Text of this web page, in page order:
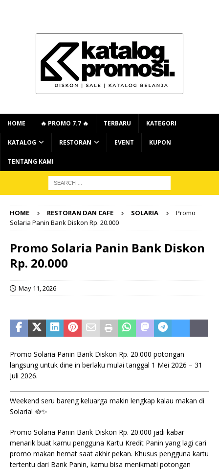
HOME 🔥 PROMO 7.7 🔥 TERBARU KATEGORI
KATALOG RESTORAN EVENT KUPON
TENTANG KAMI
HOME RESTORAN DAN CAFE SOLARIA
Promo
Solaria Panin Bank Diskon Rp. 20.000
Promo Solaria Panin Bank Diskon
Rp. 20.000
May 11, 2026
Promo Solaria Panin Bank Diskon Rp. 20.000 potongan
langsung untuk dine in berlaku mulai tanggal 1 Mei 2026 – 31
Juli 2026.
Weekend seru bareng keluarga makin lengkap kalau makan di
Solaria! 🥘✨
Promo Solaria Panin Bank Diskon Rp. 20.000 jadi kabar
menarik buat kamu pengguna Kartu Kredit Panin yang lagi cari
promo makan hemat saat akhir pekan. Khusus pengguna kartu
tertentu dari Bank Panin, kamu bisa menikmati potongan